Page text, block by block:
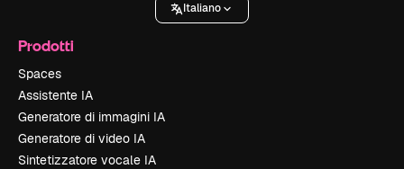
Italiano
Prodotti
Spaces
Assistente IA
Generatore di immagini IA
Generatore di video IA
Sintetizzatore vocale IA